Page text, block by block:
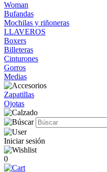
Woman
Bufandas
Mochilas y riñoneras
LLAVEROS
Boxers
Billeteras
Cinturones
Gorros
Medias
Zapatillas
Ojotas
Iniciar sesión
0